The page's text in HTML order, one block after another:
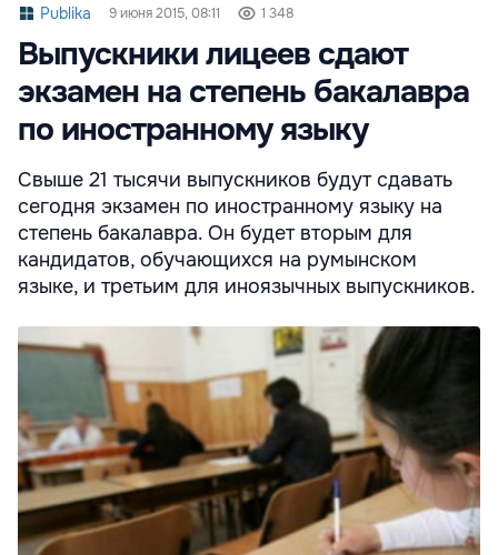
Publika 9 июня 2015, 08:11 1 348
Выпускники лицеев сдают
экзамен на степень бакалавра
по иностранному языку
Свыше 21 тысячи выпускников будут сдавать
сегодня экзамен по иностранному языку на
степень бакалавра. Он будет вторым для
кандидатов, обучающихся на румынском
языке, и третьим для иноязычных выпускников.